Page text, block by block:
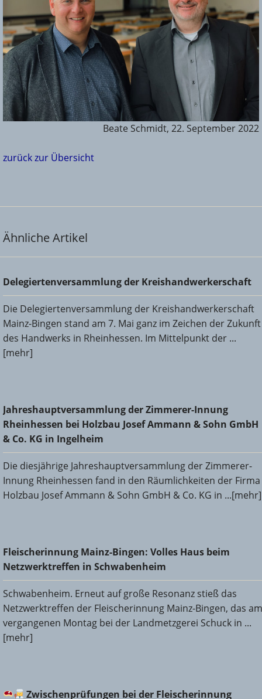
Beate Schmidt, 22. September 2022
zurück zur Übersicht
Ähnliche Artikel
Delegiertenversammlung der Kreishandwerkerschaft
Delegiertenversammlung der Kreishandwerkerschaft
Die Delegiertenversammlung der Kreishandwerkerschaft
Mainz-Bingen stand am 7. Mai ganz im Zeichen der Zukunft
des Handwerks in Rheinhessen. Im Mittelpunkt der ...
[mehr]
Jahreshauptversammlung der Zimmerer-Innung
Rheinhessen bei Holzbau Josef Ammann & Sohn GmbH &
Co. KG in Ingelheim
Jahreshauptversammlung der Zimmerer-Innung
Rheinhessen bei Holzbau Josef Ammann & Sohn GmbH
& Co. KG in Ingelheim
Die diesjährige Jahreshauptversammlung der Zimmerer-
Innung Rheinhessen fand in den Räumlichkeiten der Firma
Holzbau Josef Ammann & Sohn GmbH & Co. KG in ...[mehr]
Fleischerinnung Mainz-Bingen: Volles Haus beim
Netzwerktreffen in Schwabenheim
Fleischerinnung Mainz-Bingen: Volles Haus beim
Netzwerktreffen in Schwabenheim
Schwabenheim. Erneut auf große Resonanz stieß das
Netzwerktreffen der Fleischerinnung Mainz-Bingen, das am
vergangenen Montag bei der Landmetzgerei Schuck in ...
[mehr]
Zwischenprüfungen bei der Fleischerinnung Mainz-
Zwischenprüfungen bei der Fleischerinnung